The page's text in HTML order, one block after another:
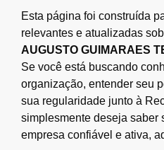
Esta página foi construída
relevantes e atualizadas
AUGUSTO GUIMARAES
Se você está buscando
organização, entender seu
sua regularidade junto à
simplesmente deseja saber
empresa confiável e ativa,